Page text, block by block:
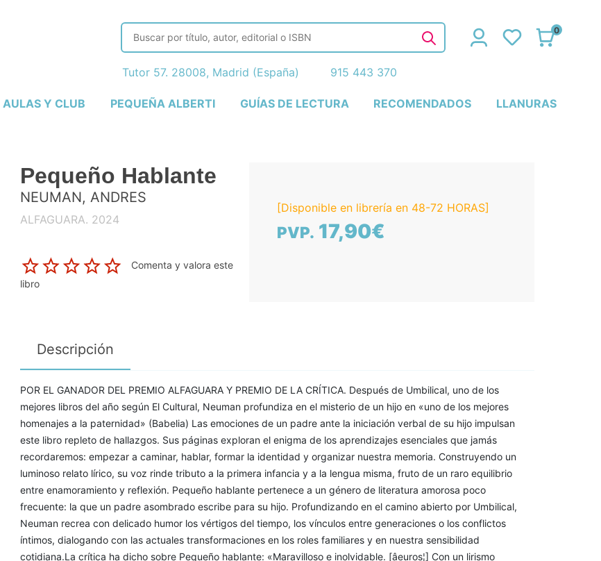
AULAS Y CLUB PEQUEÑA ALBERTI GUÍAS DE LECTURA RECOMENDADOS LLANURAS
0
Tutor 57. 28008, Madrid (España) 915 443 370
Pequeño Hablante
NEUMAN, ANDRES
ALFAGUARA. 2024
Comenta y valora este
libro
[Disponible en librería en 48-72 HORAS]
PVP. 17,90€
Descripción
POR EL GANADOR DEL PREMIO ALFAGUARA Y PREMIO DE LA CRÍTICA. Después de Umbilical, uno de los
mejores libros del año según El Cultural, Neuman profundiza en el misterio de un hijo en «uno de los mejores
homenajes a la paternidad» (Babelia) Las emociones de un padre ante la iniciación verbal de su hijo impulsan
este libro repleto de hallazgos. Sus páginas exploran el enigma de los aprendizajes esenciales que jamás
recordaremos: empezar a caminar, hablar, formar la identidad y organizar nuestra memoria. Construyendo un
luminoso relato lírico, su voz rinde tributo a la primera infancia y a la lengua misma, fruto de un raro equilibrio
entre enamoramiento y reflexión. Pequeño hablante pertenece a un género de literatura amorosa poco
frecuente: la que un padre asombrado escribe para su hijo. Profundizando en el camino abierto por Umbilical,
Neuman recrea con delicado humor los vértigos del tiempo, los vínculos entre generaciones o los conflictos
íntimos, dialogando con las actuales transformaciones en los roles familiares y en nuestra sensibilidad
cotidiana.La crítica ha dicho sobre Pequeño hablante: «Maravilloso e inolvidable. [âeuros¦] Con un lirismo